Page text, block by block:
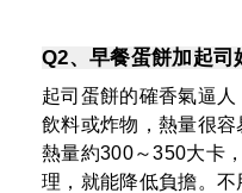
Q2、早餐蛋餅加起司
起司蛋餅的確香氣逼
飲料或炸物，熱量很
熱量約300～350大卡
理，就能降低負擔。